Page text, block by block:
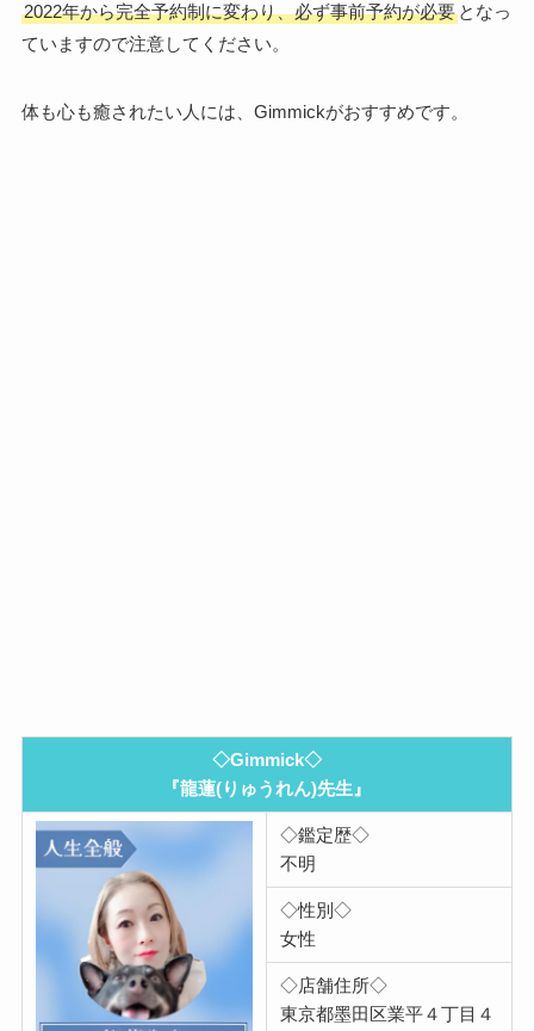
2022年から完全予約制に変わり、必ず事前予約が必要となっ
ていますので注意してください。
体も心も癒されたい人には、Gimmickがおすすめです。
◇Gimmick◇
『龍蓮(りゅうれん)先生』
◇鑑定歴◇
不明
◇性別◇
女性
◇店舗住所◇
東京都墨田区業平４丁目４